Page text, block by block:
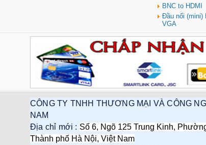
BNC to HDMI
Đầu nối (mini)
VGA
CÔNG TY TNHH THƯƠNG MẠI VÀ CÔNG
NAM
Địa chỉ mới : Số 6, Ngõ 125 Trung Kinh,
Thành phố Hà Nội, Việt Nam